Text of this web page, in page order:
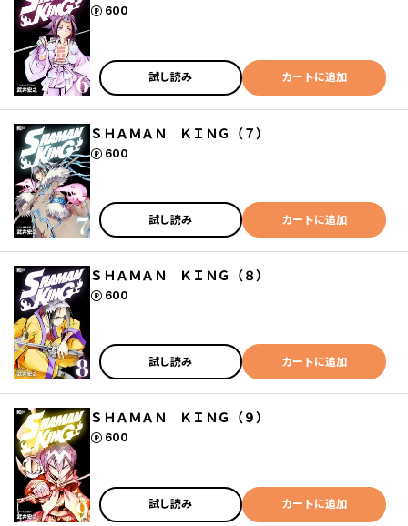
600
ポイント
試し読み カートに追加
ＳＨＡＭＡＮ ＫＩＮＧ（７）
600
ポイント
試し読み カートに追加
ＳＨＡＭＡＮ ＫＩＮＧ（８）
600
ポイント
試し読み カートに追加
ＳＨＡＭＡＮ ＫＩＮＧ（９）
600
ポイント
試し読み カートに追加